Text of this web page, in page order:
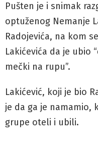
Pušten je i snimak
optuženog Nemanje
Radojevića, na kom
Lakićevića da je ubio
mečki na rupu”.
Lakićević, koji je bio
je da ga je namamio,
grupe oteli i ubili.